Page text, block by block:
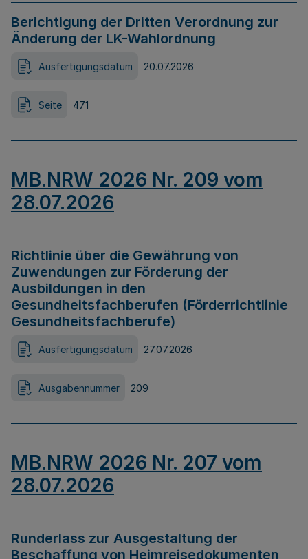
Berichtigung der Dritten Verordnung zur
Änderung der LK-Wahlordnung
Ausfertigungsdatum 20.07.2026
Seite 471
MB.NRW 2026 Nr. 209 vom
28.07.2026
Richtlinie über die Gewährung von
Zuwendungen zur Förderung der
Ausbildungen in den
Gesundheitsfachberufen (Förderrichtlinie
Gesundheitsfachberufe)
Ausfertigungsdatum 27.07.2026
Ausgabennummer 209
MB.NRW 2026 Nr. 207 vom
28.07.2026
Runderlass zur Ausgestaltung der
Beschaffung von Heimreisedokumenten